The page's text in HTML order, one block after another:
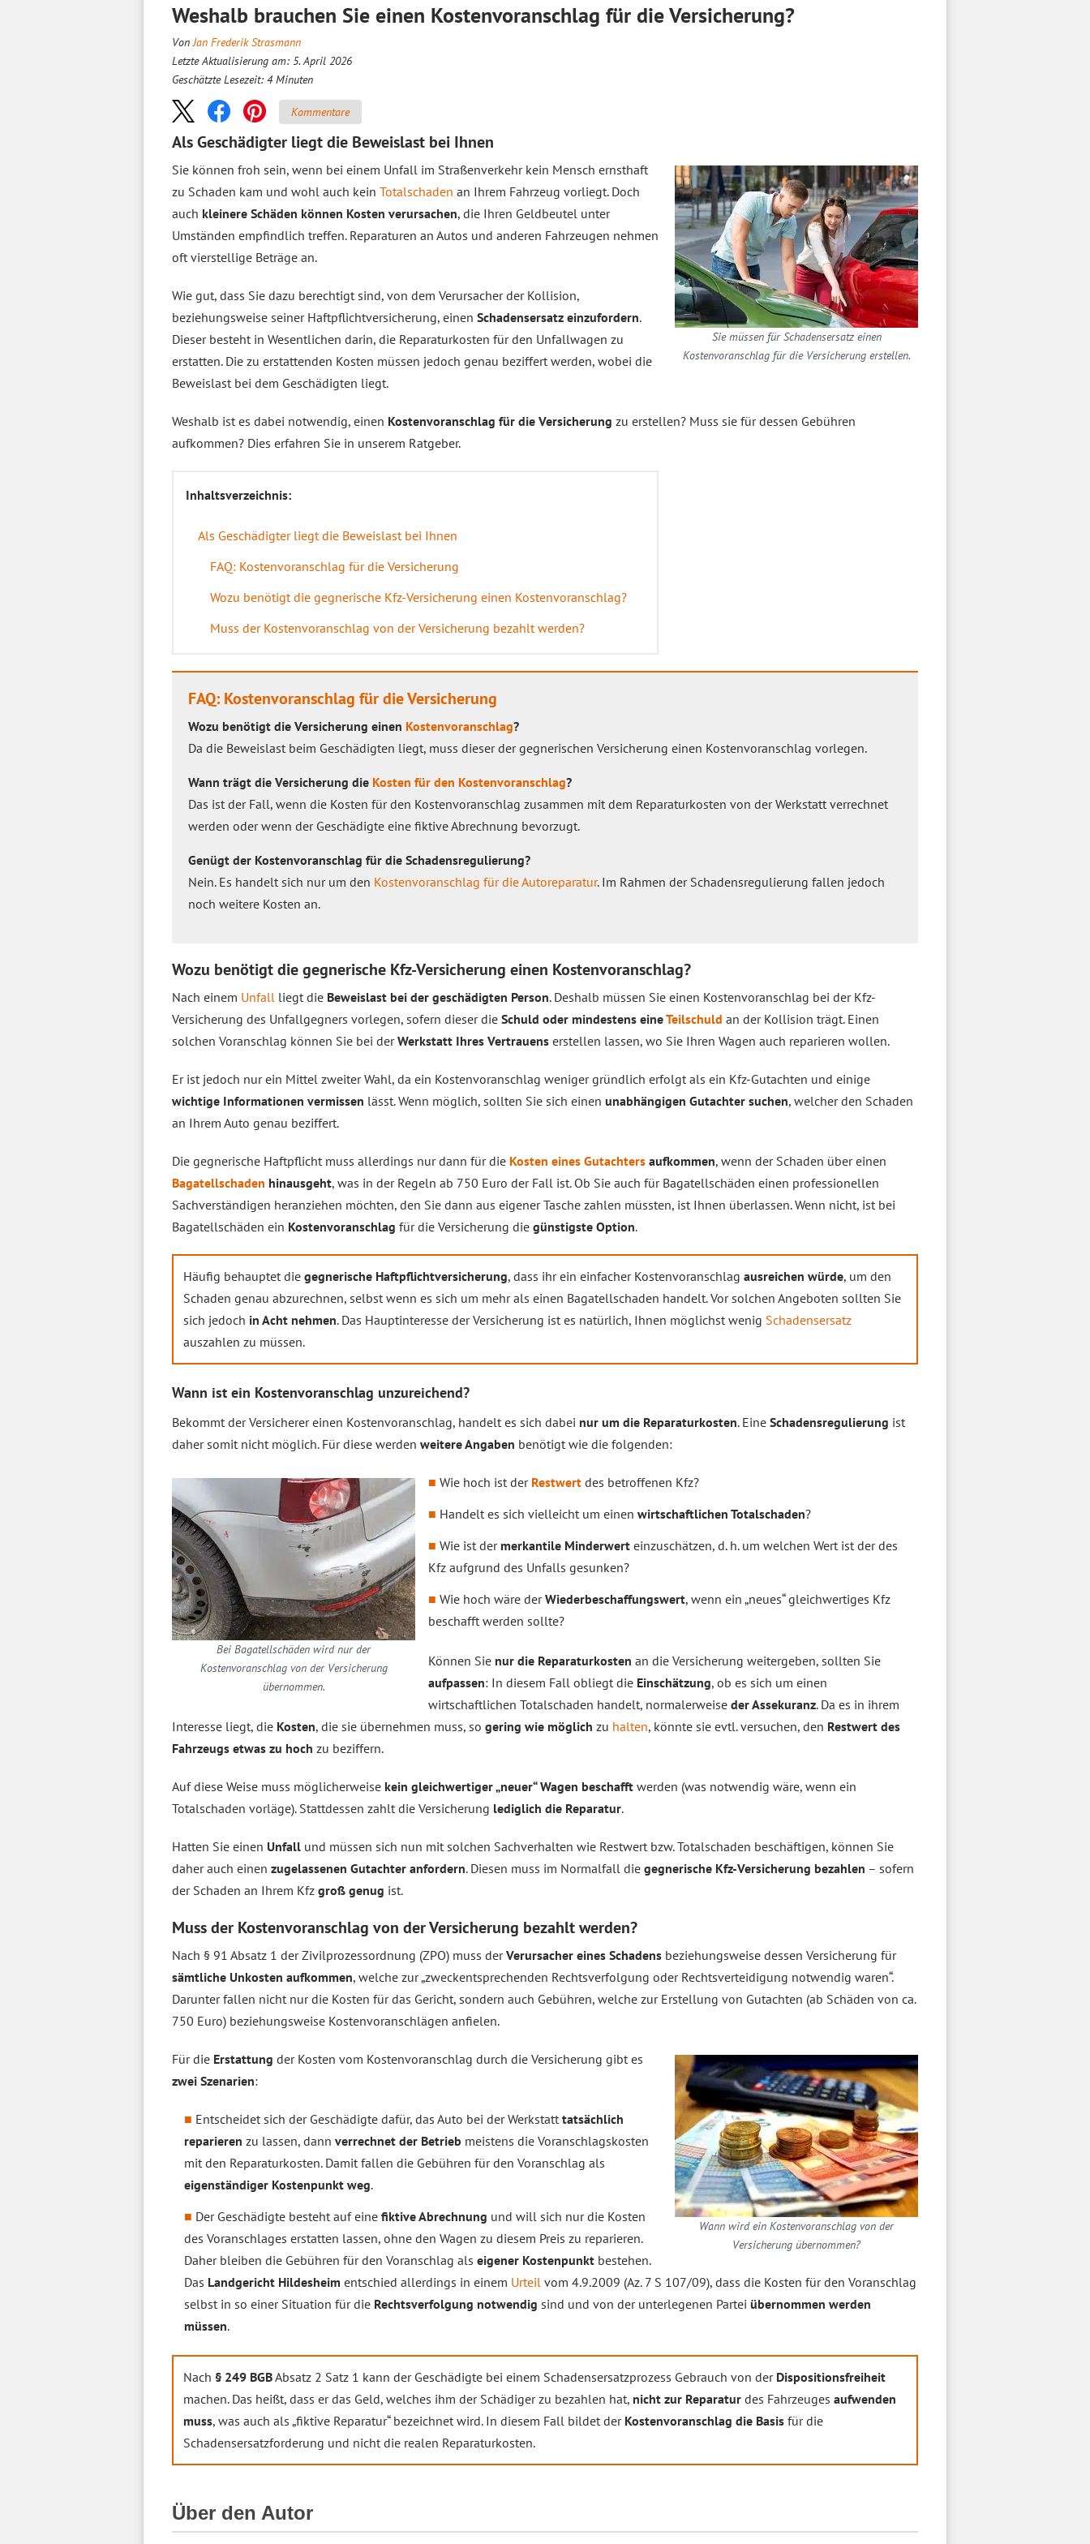
Weshalb brauchen Sie einen Kostenvoranschlag für die Versicherung?
VonJan Frederik Strasmann
Letzte Aktualisierung am: 5. April 2026
Geschätzte Lesezeit: 4 Minuten
Kommentare
Als Geschädigter liegt die Beweislast bei Ihnen
Sie müssen für Schadensersatz einen
Kostenvoranschlag für die Versicherung erstellen.
Sie können froh sein, wenn bei einem Unfall im Straßenverkehr kein Mensch ernsthaft
zu Schaden kam und wohl auch kein Totalschaden an Ihrem Fahrzeug vorliegt. Doch
auch kleinere Schäden können Kosten verursachen, die Ihren Geldbeutel unter
Umständen empfindlich treffen. Reparaturen an Autos und anderen Fahrzeugen nehmen
oft vierstellige Beträge an.
Wie gut, dass Sie dazu berechtigt sind, von dem Verursacher der Kollision,
beziehungsweise seiner Haftpflichtversicherung, einen Schadensersatz einzufordern.
Dieser besteht in Wesentlichen darin, die Reparaturkosten für den Unfallwagen zu
erstatten. Die zu erstattenden Kosten müssen jedoch genau beziffert werden, wobei die
Beweislast bei dem Geschädigten liegt.
Weshalb ist es dabei notwendig, einen Kostenvoranschlag für die Versicherung zu erstellen? Muss sie für dessen Gebühren
aufkommen? Dies erfahren Sie in unserem Ratgeber.
Inhaltsverzeichnis:
Als Geschädigter liegt die Beweislast bei Ihnen
FAQ: Kostenvoranschlag für die Versicherung
Wozu benötigt die gegnerische Kfz-Versicherung einen Kostenvoranschlag?
Muss der Kostenvoranschlag von der Versicherung bezahlt werden?
FAQ: Kostenvoranschlag für die Versicherung
Wozu benötigt die Versicherung einen Kostenvoranschlag?
Da die Beweislast beim Geschädigten liegt, muss dieser der gegnerischen Versicherung einen Kostenvoranschlag vorlegen.
Wann trägt die Versicherung die Kosten für den Kostenvoranschlag?
Das ist der Fall, wenn die Kosten für den Kostenvoranschlag zusammen mit dem Reparaturkosten von der Werkstatt verrechnet
werden oder wenn der Geschädigte eine fiktive Abrechnung bevorzugt.
Genügt der Kostenvoranschlag für die Schadensregulierung?
Nein. Es handelt sich nur um den Kostenvoranschlag für die Autoreparatur. Im Rahmen der Schadensregulierung fallen jedoch
noch weitere Kosten an.
Wozu benötigt die gegnerische Kfz-Versicherung einen Kostenvoranschlag?
Nach einem Unfall liegt die Beweislast bei der geschädigten Person. Deshalb müssen Sie einen Kostenvoranschlag bei der Kfz-
Versicherung des Unfallgegners vorlegen, sofern dieser die Schuld oder mindestens eineTeilschuld an der Kollision trägt. Einen
solchen Voranschlag können Sie bei derWerkstatt Ihres Vertrauens erstellen lassen, wo Sie Ihren Wagen auch reparieren wollen.
Er ist jedoch nur ein Mittel zweiter Wahl, da ein Kostenvoranschlag weniger gründlich erfolgt als ein Kfz-Gutachten und einige
wichtige Informationen vermissen lässt. Wenn möglich, sollten Sie sich einen unabhängigen Gutachter suchen, welcher den Schaden
an Ihrem Auto genau beziffert.
Die gegnerische Haftpflicht muss allerdings nur dann für die Kosten eines Gutachters aufkommen, wenn der Schaden über einen
Bagatellschaden hinausgeht, was in der Regeln ab 750 Euro der Fall ist. Ob Sie auch für Bagatellschäden einen professionellen
Sachverständigen heranziehen möchten, den Sie dann aus eigener Tasche zahlen müssten, ist Ihnen überlassen. Wenn nicht, ist bei
Bagatellschäden ein Kostenvoranschlag für die Versicherung die günstigste Option.
Häufig behauptet die gegnerische Haftpflichtversicherung, dass ihr ein einfacher Kostenvoranschlag ausreichen würde, um den
Schaden genau abzurechnen, selbst wenn es sich um mehr als einen Bagatellschaden handelt. Vor solchen Angeboten sollten Sie
sich jedoch in Acht nehmen. Das Hauptinteresse der Versicherung ist es natürlich, Ihnen möglichst wenig Schadensersatz
auszahlen zu müssen.
Wann ist ein Kostenvoranschlag unzureichend?
Bekommt der Versicherer einen Kostenvoranschlag, handelt es sich dabei nur um die Reparaturkosten. Eine Schadensregulierung ist
daher somit nicht möglich. Für diese werden weitere Angaben benötigt wie die folgenden:
Bei Bagatellschäden wird nur der
Kostenvoranschlag von der Versicherung
übernommen.
Wie hoch ist der Restwert des betroffenen Kfz?
Handelt es sich vielleicht um einen wirtschaftlichen Totalschaden?
Wie ist der merkantile Minderwert einzuschätzen, d. h. um welchen Wert ist der des
Kfz aufgrund des Unfalls gesunken?
Wie hoch wäre derWiederbeschaffungswert, wenn ein „neues“ gleichwertiges Kfz
beschafft werden sollte?
Können Sie nur die Reparaturkosten an die Versicherung weitergeben, sollten Sie
aufpassen: In diesem Fall obliegt die Einschätzung, ob es sich um einen
wirtschaftlichen Totalschaden handelt, normalerweise der Assekuranz. Da es in ihrem
Interesse liegt, die Kosten, die sie übernehmen muss, so gering wie möglich zu halten, könnte sie evtl. versuchen, den Restwert des
Fahrzeugs etwas zu hoch zu beziffern.
Auf diese Weise muss möglicherweise kein gleichwertiger „neuer“ Wagen beschafft werden (was notwendig wäre, wenn ein
Totalschaden vorläge). Stattdessen zahlt die Versicherung lediglich die Reparatur.
Hatten Sie einen Unfall und müssen sich nun mit solchen Sachverhalten wie Restwert bzw. Totalschaden beschäftigen, können Sie
daher auch einen zugelassenen Gutachter anfordern. Diesen muss im Normalfall die gegnerische Kfz-Versicherung bezahlen – sofern
der Schaden an Ihrem Kfz groß genug ist.
Muss der Kostenvoranschlag von der Versicherung bezahlt werden?
Nach § 91 Absatz 1 der Zivilprozessordnung (ZPO) muss derVerursacher eines Schadens beziehungsweise dessen Versicherung für
sämtliche Unkosten aufkommen, welche zur „zweckentsprechenden Rechtsverfolgung oder Rechtsverteidigung notwendig waren“.
Darunter fallen nicht nur die Kosten für das Gericht, sondern auch Gebühren, welche zur Erstellung von Gutachten (ab Schäden von ca.
750 Euro) beziehungsweise Kostenvoranschlägen anfielen.
Wann wird ein Kostenvoranschlag von der
Versicherung übernommen?
Für die Erstattung der Kosten vom Kostenvoranschlag durch die Versicherung gibt es
zwei Szenarien:
Entscheidet sich der Geschädigte dafür, das Auto bei der Werkstatt tatsächlich
reparieren zu lassen, dann verrechnet der Betrieb meistens die Voranschlagskosten
mit den Reparaturkosten. Damit fallen die Gebühren für den Voranschlag als
eigenständiger Kostenpunkt weg.
Der Geschädigte besteht auf eine fiktive Abrechnung und will sich nur die Kosten
des Voranschlages erstatten lassen, ohne den Wagen zu diesem Preis zu reparieren.
Daher bleiben die Gebühren für den Voranschlag als eigener Kostenpunkt bestehen.
Das Landgericht Hildesheim entschied allerdings in einem Urteil vom 4.9.2009 (Az. 7 S 107/09), dass die Kosten für den Voranschlag
selbst in so einer Situation für die Rechtsverfolgung notwendig sind und von der unterlegenen Partei übernommen werden
müssen.
Nach § 249 BGBAbsatz 2 Satz 1 kann der Geschädigte bei einem Schadensersatzprozess Gebrauch von der Dispositionsfreiheit
machen. Das heißt, dass er das Geld, welches ihm der Schädiger zu bezahlen hat, nicht zur Reparatur des Fahrzeuges aufwenden
muss, was auch als „fiktive Reparatur“ bezeichnet wird. In diesem Fall bildet der Kostenvoranschlag die Basis für die
Schadensersatzforderung und nicht die realen Reparaturkosten.
Über den Autor